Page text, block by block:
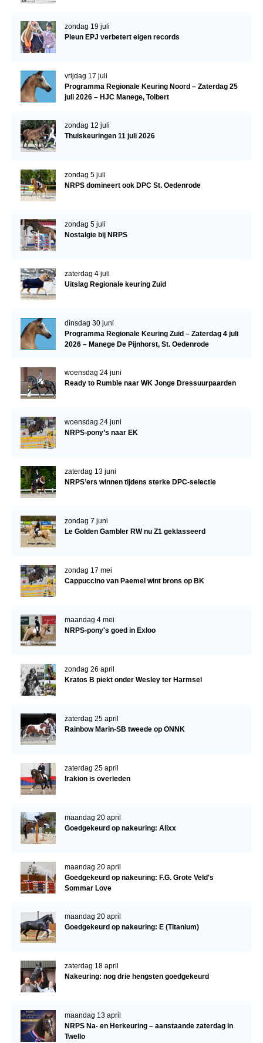
Zoek een hengst
Hengstenselectie
Informatie Hengstenkeuring
AANMELDEN HENGSTENKEURING ONDER HET
ZADEL 2026
Verrichtingsonderzoek NRPS
Verrichtingsonderzoek 2025-2026
Verrichtingsonderzoek 2022-2023
Verrichtingsonderzoek 2020-2021
Paard te koop
CONTACT
REGIO'S
Regio Noord
Bestuur Regio Noord
Bestuur Regio Midden
Regio West
Bestuur Regio West
Regio Zuid
Word vrijiwilliger
Evenementen
ACCOUNT AANMAKEN
zondag 19 juli
Pleun EPJ verbetert eigen records
vrijdag 17 juli
Programma Regionale Keuring Noord – Zaterdag 25
juli 2026 – HJC Manege, Tolbert
zondag 12 juli
Thuiskeuringen 11 juli 2026
zondag 5 juli
NRPS domineert ook DPC St. Oedenrode
zondag 5 juli
Nostalgie bij NRPS
zaterdag 4 juli
Uitslag Regionale keuring Zuid
dinsdag 30 juni
Programma Regionale Keuring Zuid – Zaterdag 4 juli
2026 – Manege De Pijnhorst, St. Oedenrode
woensdag 24 juni
Ready to Rumble naar WK Jonge Dressuurpaarden
woensdag 24 juni
NRPS-pony’s naar EK
zaterdag 13 juni
NRPS’ers winnen tijdens sterke DPC-selectie
zondag 7 juni
Le Golden Gambler RW nu Z1 geklasseerd
zondag 17 mei
Cappuccino van Paemel wint brons op BK
maandag 4 mei
NRPS-pony's goed in Exloo
zondag 26 april
Kratos B piekt onder Wesley ter Harmsel
zaterdag 25 april
Rainbow Marin-SB tweede op ONNK
zaterdag 25 april
Irakion is overleden
maandag 20 april
Goedgekeurd op nakeuring: Alixx
maandag 20 april
Goedgekeurd op nakeuring: F.G. Grote Veld's
Sommar Love
maandag 20 april
Goedgekeurd op nakeuring: E (Titanium)
zaterdag 18 april
Nakeuring: nog drie hengsten goedgekeurd
maandag 13 april
NRPS Na- en Herkeuring – aanstaande zaterdag in
Twello